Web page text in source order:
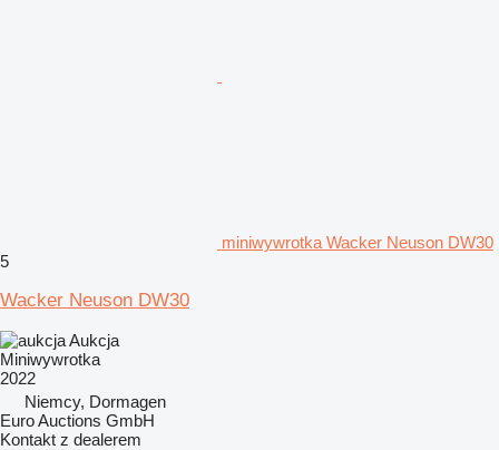
miniwywrotka Wacker Neuson DW30
5
Wacker Neuson DW30
Aukcja
Miniwywrotka
2022
Niemcy, Dormagen
Euro Auctions GmbH
Kontakt z dealerem